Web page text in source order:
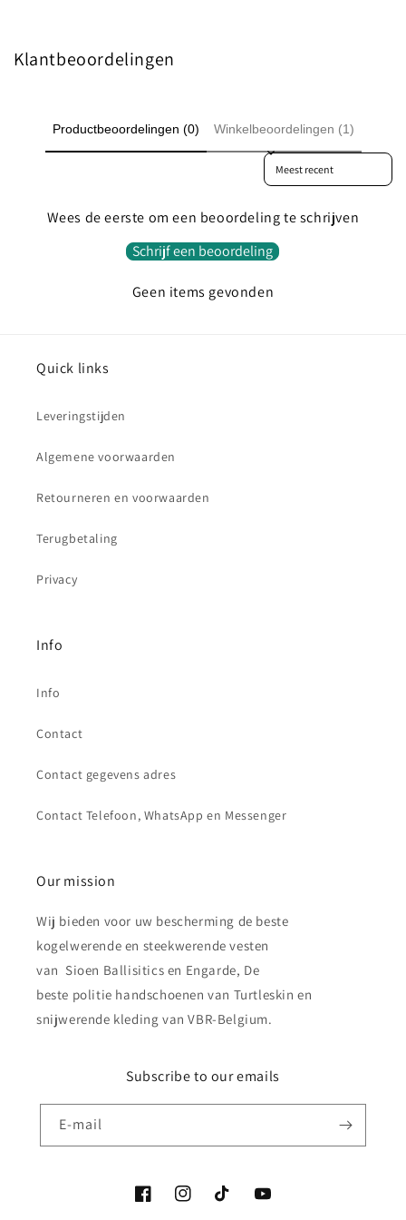
Klantbeoordelingen
Productbeoordelingen (0) Winkelbeoordelingen (1)
Sort reviews by
Wees de eerste om een beoordeling te schrijven
Schrijf een beoordeling
Geen items gevonden
Quick links
Leveringstijden
Algemene voorwaarden
Retourneren en voorwaarden
Terugbetaling
Privacy
Info
Info
Contact
Contact gegevens adres
Contact Telefoon, WhatsApp en Messenger
Our mission
Wij bieden voor uw bescherming de beste
kogelwerende en steekwerende vesten
van Sioen Ballisitics en Engarde, De
beste politie handschoenen van Turtleskin en
snijwerende kleding van VBR-Belgium.
Subscribe to our emails
E‑mail
FacebookInstagramTikTok YouTube